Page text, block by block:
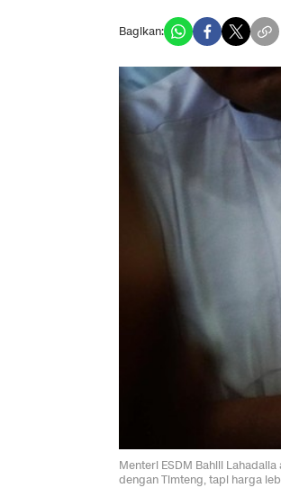
Bagikan:
Menteri ESDM Bahlil
dengan Timteng, tapi harga